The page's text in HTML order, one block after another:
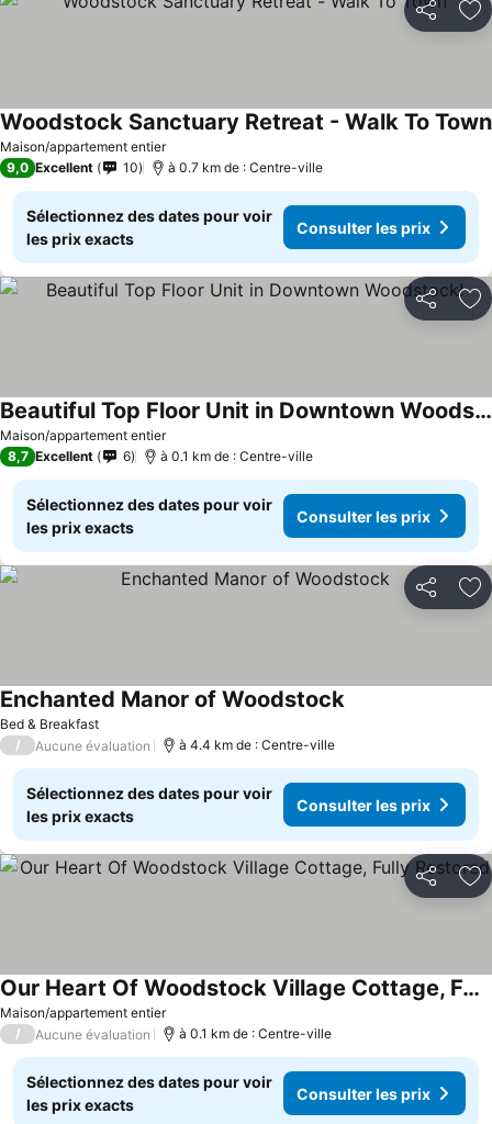
Partager
Maison/appartement entier
Woodstock Sanctuary Retreat - Walk To Town
9,0 Excellent 10 à 0.7 km de : Centre-ville
Sélectionnez des dates pour voir
les prix exacts
Consulter les prix
Partager
Maison/appartement entier
Beautiful Top Floor Unit in Downtown Woodstock!
8,7 Excellent 6 à 0.1 km de : Centre-ville
Sélectionnez des dates pour voir
les prix exacts
Consulter les prix
Partager
Bed & Breakfast
Enchanted Manor of Woodstock
/ Aucune évaluation à 4.4 km de : Centre-ville
Sélectionnez des dates pour voir
les prix exacts
Consulter les prix
Partager
Maison/appartement entier
Our Heart Of Woodstock Village Cottage, Fully Restored
/ Aucune évaluation à 0.1 km de : Centre-ville
Sélectionnez des dates pour voir
les prix exacts
Consulter les prix